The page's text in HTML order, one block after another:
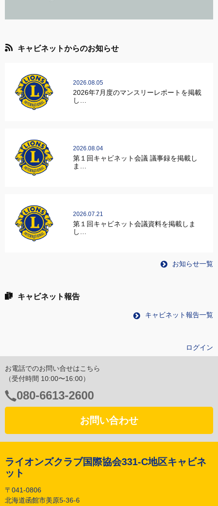
キャビネットからのお知らせ
2026.08.05
2026年7月度のマンスリーレポートを掲載
し…
2026.08.04
第１回キャビネット会議 議事録を掲載し
ま…
2026.07.21
第１回キャビネット会議資料を掲載しま
し…
お知らせ一覧
キャビネット報告
キャビネット報告一覧
ログイン
お電話でのお問い合せはこちら
（受付時間 10:00〜16:00）
電
話
号：
080-6613-2600
お問い合わせ
ライオンズクラブ国際協会331-C地区キャビネ
ット
〒041-0806
北海道函館市美原5-36-6